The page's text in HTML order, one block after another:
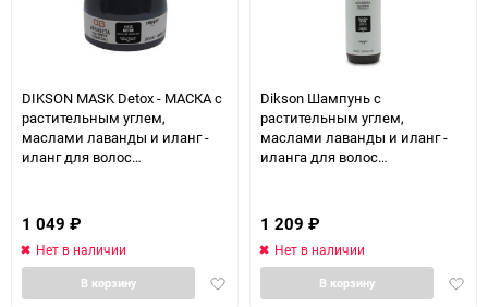
DIKSON MASK Detox - МАСКА с
растительным углем,
маслами лаванды и иланг -
иланг для волос
1 049 ₽
Нет в наличии
Добавить
В корзину
Dikson Шампунь с
растительным углем,
маслами лаванды и иланг -
иланга для волос
Detox, 1000 мл
1 209 ₽
Нет в наличии
В корзину